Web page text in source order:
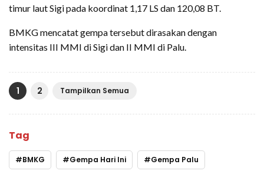
timur laut Sigi pada koordinat 1,17 LS dan 120,08 BT.
BMKG mencatat gempa tersebut dirasakan dengan
intensitas III MMI di Sigi dan II MMI di Palu.
1 2 Tampilkan Semua
Tag
BMKG Gempa Hari Ini Gempa Palu